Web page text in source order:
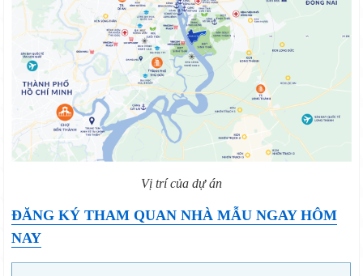
Vị trí của dự án
ĐĂNG KÝ THAM QUAN NHÀ MẪU NGAY HÔM
NAY